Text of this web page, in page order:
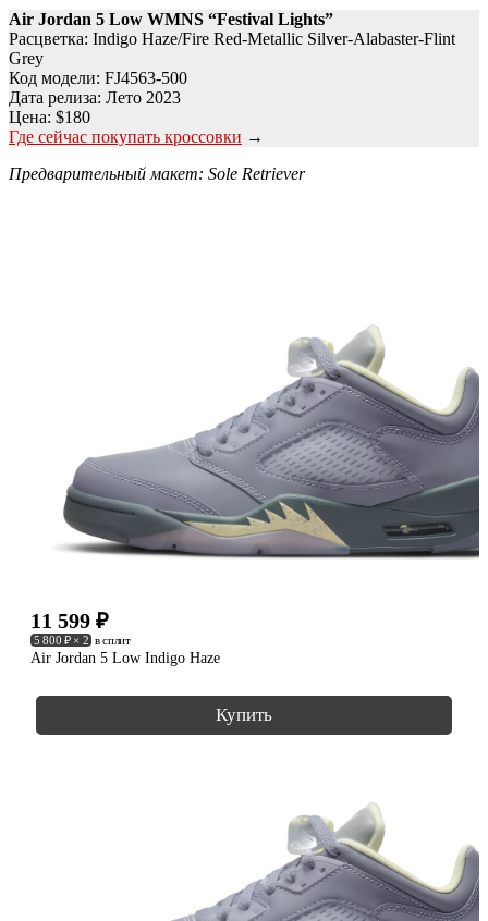
Air Jordan 5 Low WMNS “Festival Lights”
Расцветка: Indigo Haze/Fire Red-Metallic Silver-Alabaster-Flint
Grey
Код модели: FJ4563-500
Дата релиза: Лето 2023
Цена: $180
Где сейчас покупать кроссовки →
Предварительный макет: Sole Retriever
Air Jordan 5 Low Indigo Haze
11 599 ₽
5 800 ₽ × 2 в сплит
Купить